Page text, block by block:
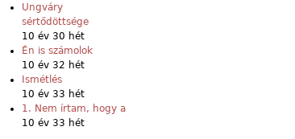
Ungváry
sértődöttsége
10 év 30 hét
Én is számolok
10 év 32 hét
Ismétlés
10 év 33 hét
1. Nem írtam, hogy a
10 év 33 hét